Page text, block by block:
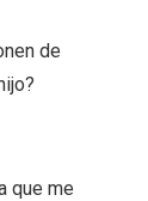
de
que me